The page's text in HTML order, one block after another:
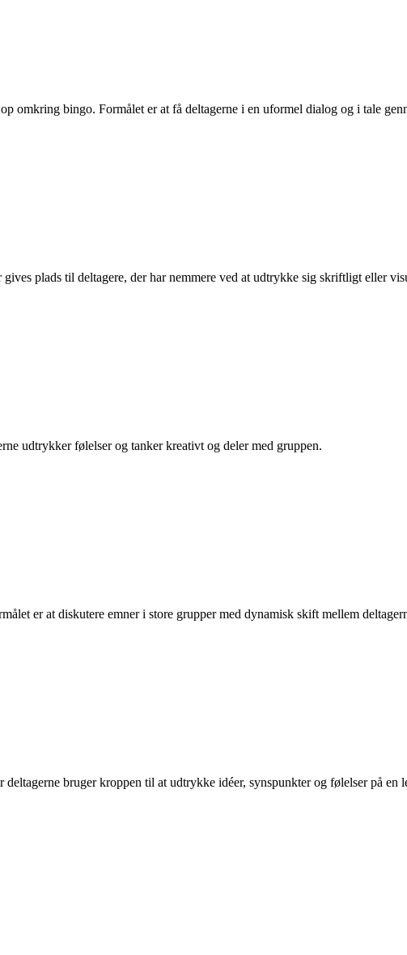
omkring bingo. Formålet er at få deltagerne i en uformel dialog og i tale
plads til deltagere, der har nemmere ved at udtrykke sig skriftligt eller
udtrykker følelser og tanker kreativt og deler med gruppen.
er at diskutere emner i store grupper med dynamisk skift mellem
bruger kroppen til at udtrykke idéer, synspunkter og følelser på